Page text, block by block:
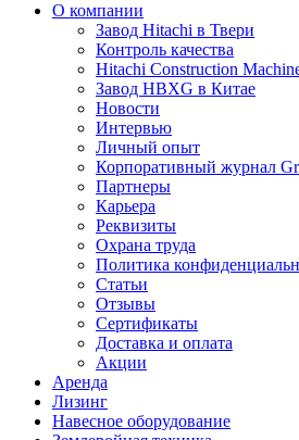
О компании
Завод Hitachi в Твери
Контроль качества
Hitachi Construction
Завод HBXG в Китае
Новости
Интервью
Личный опыт
Корпоративный журнал
Партнеры
Карьера
Реквизиты
Охрана труда
Политика
Статьи
Отзывы
Сертификаты
Доставка и оплата
Акции
Аренда
Лизинг
Навесное оборудование